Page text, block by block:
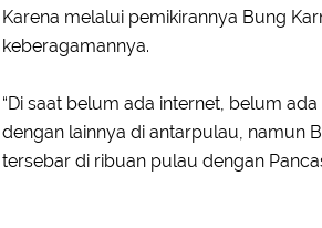
Karena melalui pemikirannya Bung
keberagamannya.
“Di saat belum ada internet, belum
dengan lainnya di antarpulau, namun
tersebar di ribuan pulau dengan